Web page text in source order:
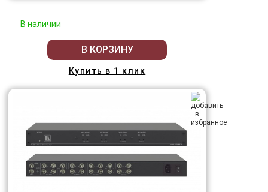
В наличии
В КОРЗИНУ
Купить в 1 клик